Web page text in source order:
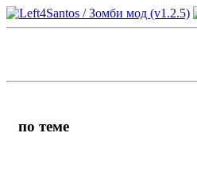
по теме